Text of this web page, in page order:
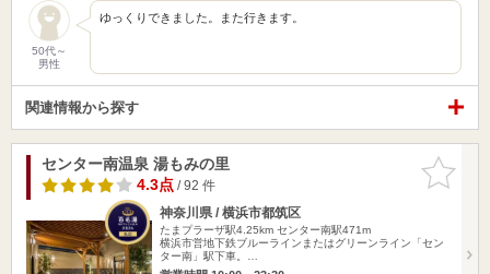
50代～
男性
ゆっくりできました。また行きます。
関連情報から探す
お気に入
りに追加
センター南温泉 湯もみの里
4.3点/ 92 件
神奈川県 / 横浜市都筑区
たまプラーザ駅4.25km センター南駅471m
横浜市営地下鉄ブルーラインまたはグリーンライン「セン
ター南」駅下車。…